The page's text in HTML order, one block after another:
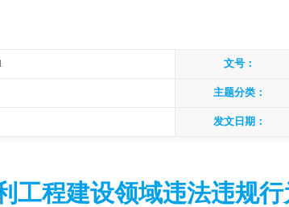
文号：
主题分类：
发文日期：
工程建设领域违法违规